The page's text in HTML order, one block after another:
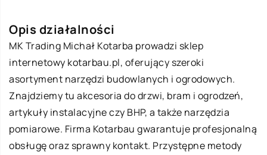
Opis działalności
MK Trading Michał Kotarba prowadzi sklep
internetowy kotarbau.pl, oferujący szeroki
asortyment narzędzi budowlanych i ogrodowych.
Znajdziemy tu akcesoria do drzwi, bram i ogrodzeń,
artykuły instalacyjne czy BHP, a także narzędzia
pomiarowe. Firma Kotarbau gwarantuje profesjonalną
obsługę oraz sprawny kontakt. Przystępne metody